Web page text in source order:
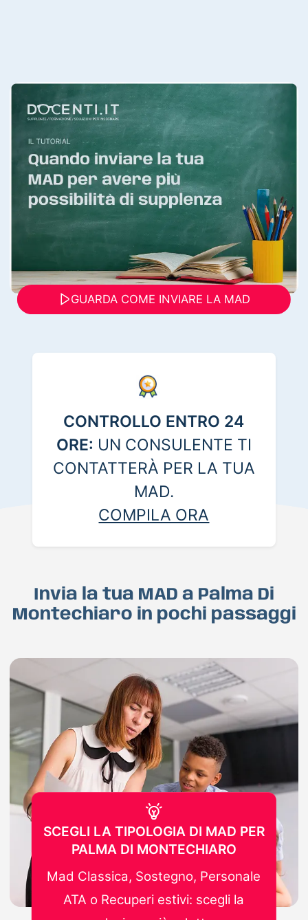
GUARDA COME INVIARE LA MAD
CONTROLLO ENTRO 24
ORE: UN CONSULENTE TI
CONTATTERÀ PER LA TUA
MAD.
COMPILA ORA
Invia la tua MAD a Palma Di
Montechiaro in pochi passaggi
SCEGLI LA TIPOLOGIA DI MAD PER
PALMA DI MONTECHIARO
Mad Classica, Sostegno, Personale
ATA o Recuperi estivi: scegli la